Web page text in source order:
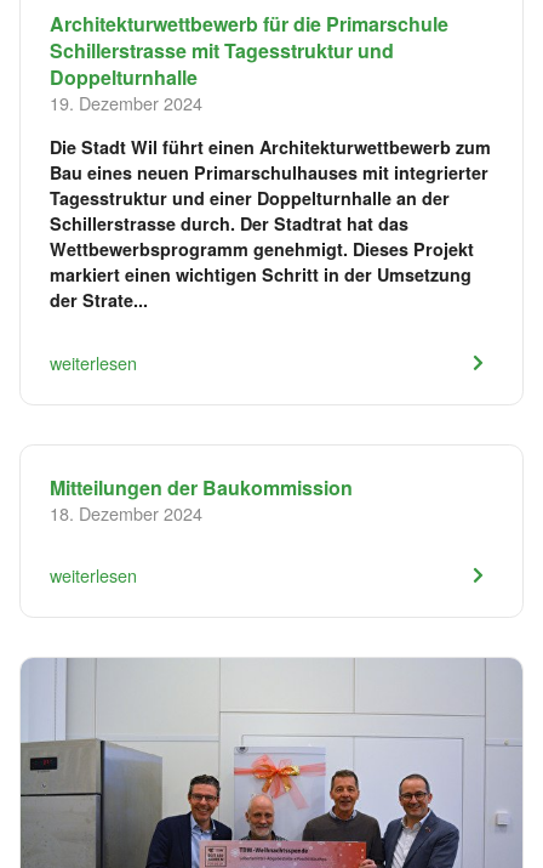
Architekturwettbewerb für die Primarschule
Schillerstrasse mit Tagesstruktur und
Doppelturnhalle
19. Dezember 2024
Die Stadt Wil führt einen Architekturwettbewerb zum
Bau eines neuen Primarschulhauses mit integrierter
Tagesstruktur und einer Doppelturnhalle an der
Schillerstrasse durch. Der Stadtrat hat das
Wettbewerbsprogramm genehmigt. Dieses Projekt
markiert einen wichtigen Schritt in der Umsetzung
der Strate...
weiterlesen
Mitteilungen der Baukommission
18. Dezember 2024
weiterlesen